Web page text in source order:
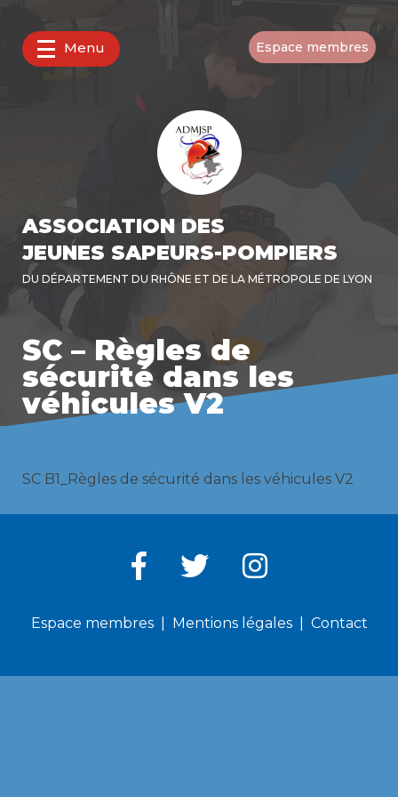
Menu Espace membres
ASSOCIATION DES
JEUNES SAPEURS-POMPIERS
DU DÉPARTEMENT DU RHÔNE ET DE LA MÉTROPOLE DE LYON
SC – Règles de
sécurité dans les
véhicules V2
SC B1_Règles de sécurité dans les véhicules V2
Espace membres Mentions légales Contact